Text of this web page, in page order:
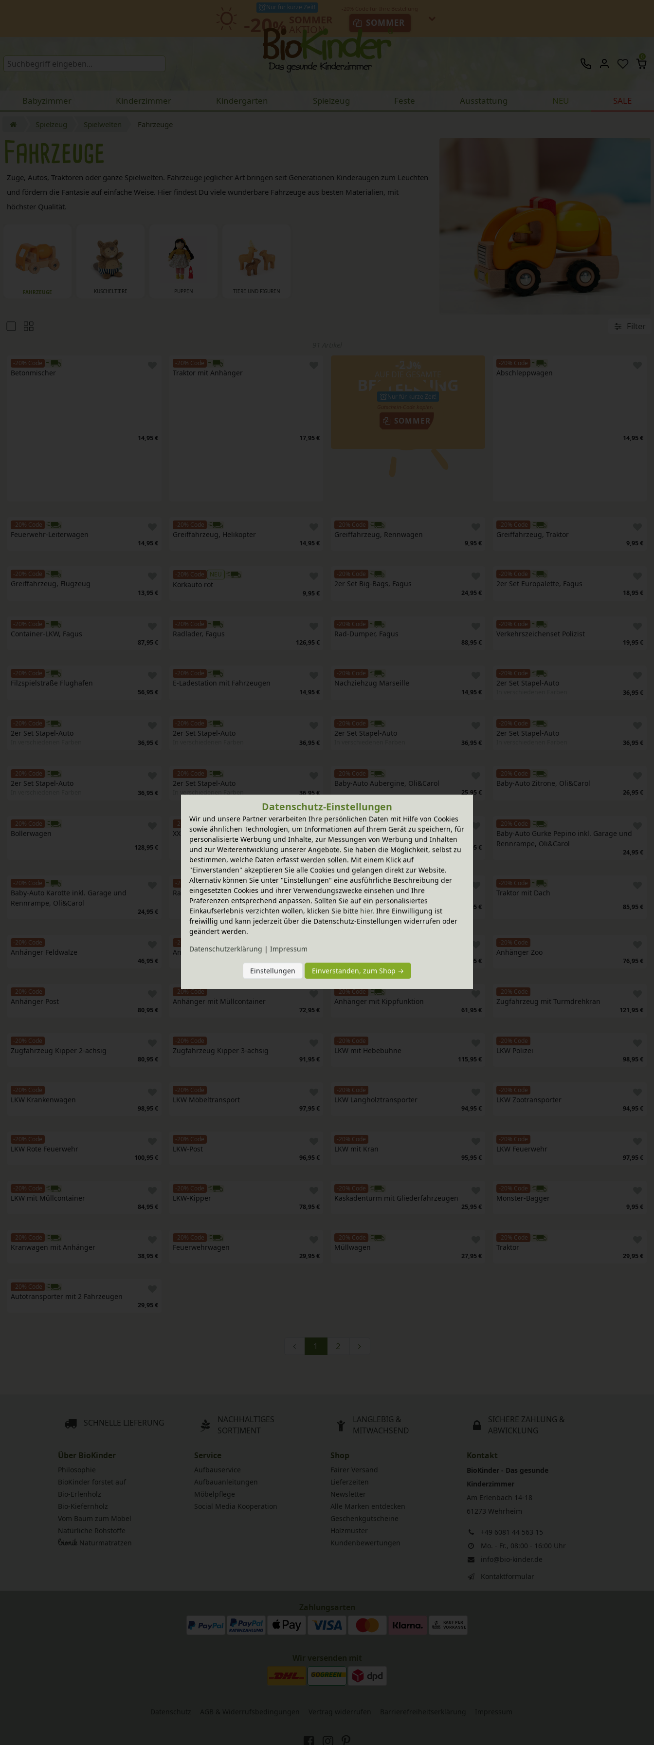
Nur für kurze Zeit!
-20% AKTION
SOMMER
0
Babyzimmer Kinderzimmer Kindergarten Spielzeug Feste Ausstattung NEU SALE
Spielzeug Spielwelten Fahrzeuge
Fahrzeuge
Züge, Autos, Traktoren oder ganze Spielwelten. Fahrzeuge jeglicher Art bringen seit Generationen Kinderaugen zum Leuchten
und fördern die Fantasie auf einfache Weise. Hier findest Du viele wunderbare Fahrzeuge aus besten Materialien, mit
höchster Qualität.
FAHRZEUGE KUSCHELTIERE PUPPEN TIERE UND FIGUREN
Filter
-20% Code
Betonmischer
14,95 €
-20% Code
Traktor mit Anhänger
17,95 €
AUF DIE GESAMTE
BESTELLUNG
Nur für kurze Zeit!
SOMMER
-20% Code
Abschleppwagen
14,95 €
-20% Code
Feuerwehr-Leiterwagen
14,95 €
-20% Code
Greiffahrzeug, Helikopter
14,95 €
-20% Code
Greiffahrzeug, Rennwagen
9,95 €
-20% Code
Greiffahrzeug, Traktor
9,95 €
-20% Code
Greiffahrzeug, Flugzeug
13,95 €
-20% Code NEU
Korkauto rot
9,95 €
-20% Code
2er Set Big-Bags, Fagus
24,95 €
-20% Code
2er Set Europalette, Fagus
18,95 €
-20% Code
Container-LKW, Fagus
87,95 €
-20% Code
Radlader, Fagus
126,95 €
-20% Code
Rad-Dumper, Fagus
88,95 €
-20% Code
Verkehrszeichenset Polizist
19,95 €
-20% Code
Filzspielstraße Flughafen
56,95 €
-20% Code
E-Ladestation mit Fahrzeugen
14,95 €
-20% Code
Nachziehzug Marseille
14,95 €
-20% Code
2er Set Stapel-Auto
36,95 €
-20% Code
2er Set Stapel-Auto
36,95 €
-20% Code
2er Set Stapel-Auto
36,95 €
-20% Code
2er Set Stapel-Auto
36,95 €
-20% Code
2er Set Stapel-Auto
36,95 €
-20% Code
2er Set Stapel-Auto
36,95 €
-20% Code
2er Set Stapel-Auto
In verschiedenen Farben 36,95 €
-20% Code
Baby-Auto Aubergine, Oli&Carol
25,95 €
-20% Code
Baby-Auto Zitrone, Oli&Carol
26,95 €
-20% Code
Bollerwagen
128,95 €
-20% Code
XXL Parkhaus
196,95 €
-20% Code
Kork Zug
29,95 €
-20% Code
Baby-Auto Gurke Pepino inkl. Garage und
Rennrampe, Oli&Carol
24,95 €
-20% Code
Baby-Auto Karotte inkl. Garage und
Rennrampe, Oli&Carol
24,95 €
-20% Code
Radlader
100,95 €
-20% Code
Traktor
78,95 €
-20% Code
Traktor mit Dach
85,95 €
-20% Code
Anhänger Feldwalze
46,95 €
-20% Code
Anhänger Heuwagen
68,95 € 76,95 €
-20% Code
Anhänger Zoo
76,95 €
-20% Code
Anhänger Post
80,95 €
-20% Code
Anhänger mit Müllcontainer
72,95 €
-20% Code
Anhänger mit Kippfunktion
61,95 €
-20% Code
Zugfahrzeug mit Turmdrehkran
121,95 €
-20% Code
Zugfahrzeug Kipper 2-achsig
80,95 €
-20% Code
Zugfahrzeug Kipper 3-achsig
91,95 €
-20% Code
LKW mit Hebebühne
115,95 €
-20% Code
LKW Polizei
98,95 €
-20% Code
LKW Krankenwagen
98,95 €
-20% Code
LKW Möbeltransport
97,95 €
-20% Code
LKW Langholztransporter
94,95 €
-20% Code
LKW Zootransporter
94,95 €
-20% Code
LKW Rote Feuerwehr
100,95 €
-20% Code
LKW-Post
96,95 €
-20% Code
LKW mit Kran
95,95 €
-20% Code
LKW Feuerwehr
97,95 €
-20% Code
LKW mit Müllcontainer
84,95 €
-20% Code
LKW-Kipper
78,95 €
-20% Code
Kaskadenturm mit Gliederfahrzeugen
25,95 €
-20% Code
Monster-Bagger
9,95 €
-20% Code
Kranwagen mit Anhänger
38,95 €
-20% Code
Feuerwehrwagen
29,95 €
-20% Code
Müllwagen
27,95 €
-20% Code
Traktor
29,95 €
-20% Code
Autotransporter mit 2 Fahrzeugen
29,95 €
1 2
SCHNELLE LIEFERUNG
NACHHALTIGES
SORTIMENT
LANGLEBIG &
MITWACHSEND
SICHERE ZAHLUNG &
ABWICKLUNG
Über BioKinder
Philosophie
BioKinder forstet auf
Bio-Erlenholz
Bio-Kiefernholz
Vom Baum zum Möbel
Natürliche Rohstoffe
bionik Naturmatratzen
Service
Aufbauservice
Aufbauanleitungen
Möbelpflege
Social Media Kooperation
Shop
Fairer Versand
Lieferzeiten
Newsletter
Alle Marken entdecken
Geschenkgutscheine
Holzmuster
Kundenbewertungen
Kontakt
BioKinder - Das gesunde
Kinderzimmer
Am Erlenbach 14-18
61273 Wehrheim
+49 6081 44 563 15
Mo. - Fr., 08:00 - 16:00 Uhr
info@bio-kinder.de
Kontaktformular
Zahlungsarten
Wir versenden mit
Datenschutz-Einstellungen
Wir und unsere Partner verarbeiten Ihre persönlichen Daten mit Hilfe von Cookies
sowie ähnlichen Technologien, um Informationen auf Ihrem Gerät zu speichern, für
personalisierte Werbung und Inhalte, zur Messungen von Werbung und Inhalten
und zur Weiterentwicklung unserer Angebote. Sie haben die Möglichkeit, selbst zu
bestimmen, welche Daten erfasst werden sollen. Mit einem Klick auf
"Einverstanden" akzeptieren Sie alle Cookies und gelangen direkt zur Website.
Alternativ können Sie unter "Einstellungen" eine ausführliche Beschreibung der
eingesetzten Cookies und ihrer Verwendungszwecke einsehen und Ihre
Präferenzen entsprechend anpassen. Sollten Sie auf ein personalisiertes
Einkaufserlebnis verzichten wollen, klicken Sie bitte hier. Ihre Einwilligung ist
freiwillig und kann jederzeit über die Datenschutz-Einstellungen widerrufen oder
geändert werden.
Daten­schutz­erklärung | Impressum
Einstellungen Einverstanden, zum Shop →